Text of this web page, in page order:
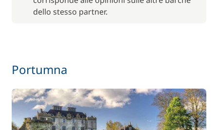
Pacchetto pulizia con prodotti bio 15,00 €
Paddle (SUP) 77,00 €
/ settimana
dello stesso partner.
Portumna